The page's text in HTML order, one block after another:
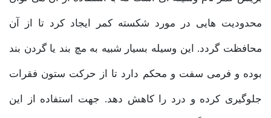
محدودیت هایی در مورد شکسته کمر ایجاد کرد تا از آن
محافظت گردد. این وسیله بسیار شبیه به مچ بند یا گردن بند
بوده و فرمی سفت و محکم دارد تا از حرکت ستون فقرات
جلوگیری کرده و درد را کاهش دهد. جهت استفاده از این